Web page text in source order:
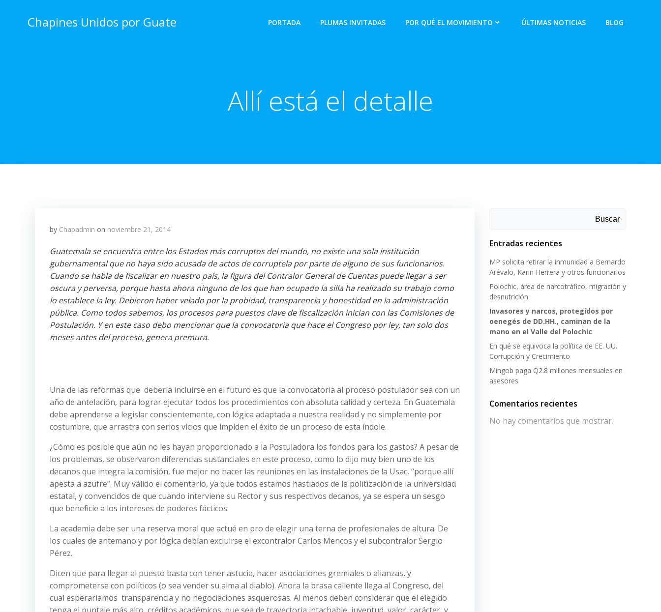
Chapines Unidos por Guate PORTADA PLUMAS INVITADAS POR QUÉ EL MOVIMIENTO ÚLTIMAS NOTICIAS BLOG
Allí está el detalle
by Chapadmin on noviembre 21, 2014
Guatemala se encuentra entre los Estados más corruptos del mundo, no existe una sola institución
gubernamental que no haya sido acusada de actos de corruptela por parte de alguno de sus funcionarios.
Cuando se habla de fiscalizar en nuestro país, la figura del Contralor General de Cuentas puede llegar a ser
oscura y perversa, porque hasta ahora ninguno de los que han ocupado la silla ha realizado su trabajo como
lo establece la ley. Debieron haber velado por la probidad, transparencia y honestidad en la administración
pública. Como todos sabemos, los procesos para puestos clave de fiscalización inician con las Comisiones de
Postulación. Y en este caso debo mencionar que la convocatoria que hace el Congreso por ley, tan solo dos
meses antes del proceso, genera premura.
Una de las reformas que debería incluirse en el futuro es que la convocatoria al proceso postulador sea con un
año de antelación, para lograr ejecutar todos los procedimientos con absoluta calidad y certeza. En Guatemala
debe aprenderse a legislar conscientemente, con lógica adaptada a nuestra realidad y no simplemente por
costumbre, que arrastra con serios vicios que impiden el éxito de un proceso de esta índole.
¿Cómo es posible que aún no les hayan proporcionado a la Postuladora los fondos para los gastos? A pesar de
los problemas, se observaron diferencias sustanciales en este proceso, como lo dijo muy bien uno de los
decanos que integra la comisión, fue mejor no hacer las reuniones en las instalaciones de la Usac, “porque allí
apesta a azufre”. Muy válido el comentario, ya que todos estamos hastiados de la politización de la universidad
estatal, y convencidos de que cuando interviene su Rector y sus respectivos decanos, ya se espera un sesgo
que beneficie a los intereses de poderes fácticos.
La academia debe ser una reserva moral que actué en pro de elegir una terna de profesionales de altura. De
los cuales de antemano y por lógica debían excluirse el excontralor Carlos Mencos y el subcontralor Sergio
Pérez.
Dicen que para llegar al puesto basta con tener astucia, hacer asociaciones gremiales o alianzas, y
comprometerse con políticos (o sea vender su alma al diablo). Ahora la brasa caliente llega al Congreso, del
cual esperaríamos transparencia y no negociaciones asquerosas. Al menos deben considerar que el elegido
Buscar
Entradas recientes
MP solicita retirar la inmunidad a Bernardo
Arévalo, Karin Herrera y otros funcionarios
Polochic, área de narcotráfico, migración y
desnutrición
Invasores y narcos, protegidos por
oenegés de DD.HH., caminan de la
mano en el Valle del Polochic
En qué se equivoca la política de EE. UU.
Corrupción y Crecimiento
Mingob paga Q2.8 millones mensuales en
asesores
Comentarios recientes
No hay comentarios que mostrar.